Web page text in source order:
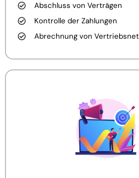
Abschluss von Verträgen
Kontrolle der Zahlungen
Abrechnung von